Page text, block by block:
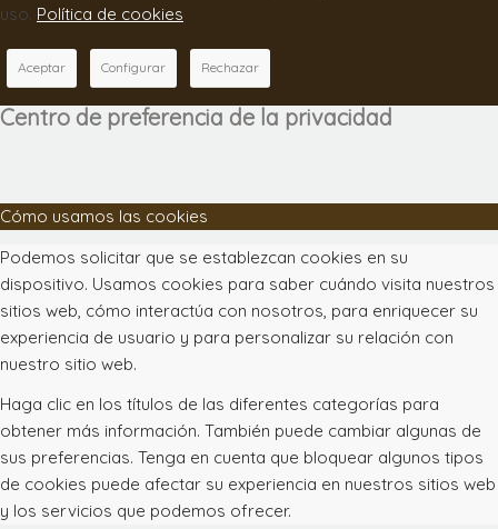
uso. Política de cookies
Aceptar Configurar Rechazar
Centro de preferencia de la privacidad
Cómo usamos las cookies
Podemos solicitar que se establezcan cookies en su
dispositivo. Usamos cookies para saber cuándo visita nuestros
sitios web, cómo interactúa con nosotros, para enriquecer su
experiencia de usuario y para personalizar su relación con
nuestro sitio web.
Haga clic en los títulos de las diferentes categorías para
obtener más información. También puede cambiar algunas de
sus preferencias. Tenga en cuenta que bloquear algunos tipos
de cookies puede afectar su experiencia en nuestros sitios web
y los servicios que podemos ofrecer.